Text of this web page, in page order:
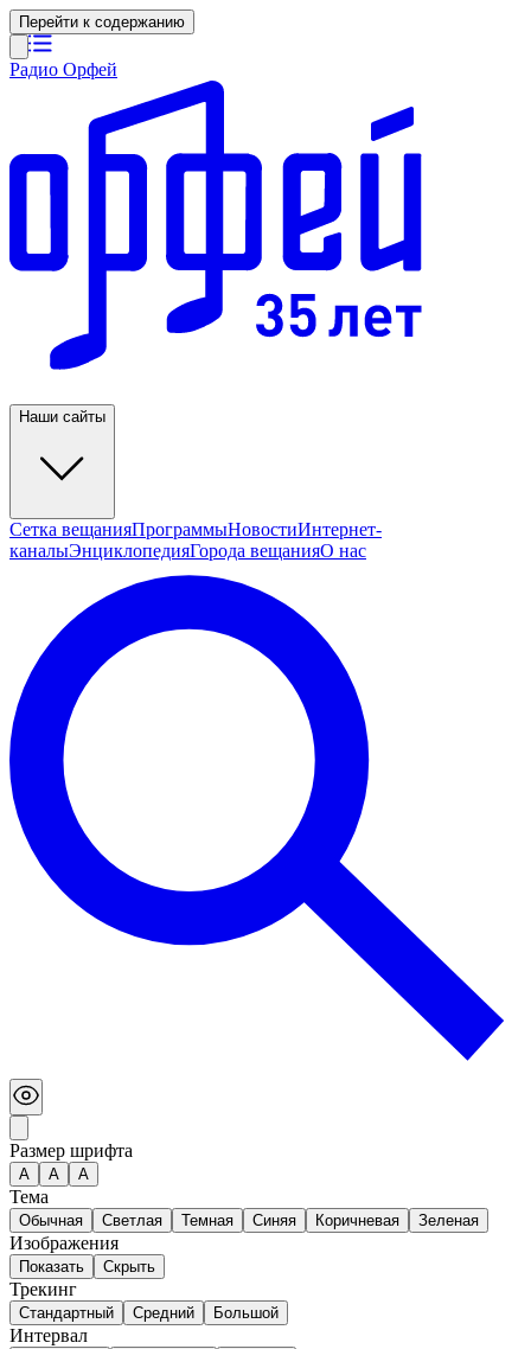
Перейти к содержанию
Радио Орфей
Наши сайты
Сетка вещанияПрограммыНовостиИнтернет-
каналыЭнциклопедияГорода вещанияО нас
Размер шрифта
А A A
Тема
Обычная Светлая Темная Синяя Коричневая Зеленая
Изображения
Показать Скрыть
Трекинг
Стандартный Средний Большой
Интервал